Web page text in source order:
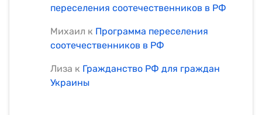
переселения соотечественников в РФ
Михаил к Программа переселения
соотечественников в РФ
Лиза к Гражданство РФ для граждан
Украины